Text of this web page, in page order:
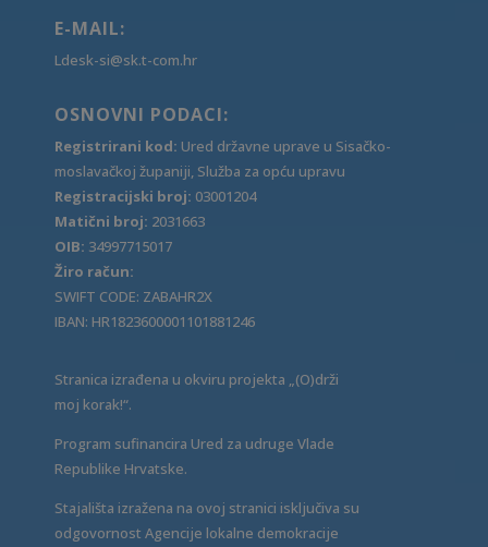
E-MAIL:
Ldesk-si@sk.t-com.hr
OSNOVNI PODACI:
Registrirani kod: Ured državne uprave u Sisačko-
moslavačkoj županiji, Služba za opću upravu
Registracijski broj: 03001204
Matični broj: 2031663
OIB: 34997715017
Žiro račun:
SWIFT CODE: ZABAHR2X
IBAN: HR1823600001101881246
Stranica izrađena u okviru projekta „(O)drži
moj korak!“.
Program sufinancira Ured za udruge Vlade
Republike Hrvatske.
Stajališta izražena na ovoj stranici isključiva su
odgovornost Agencije lokalne demokracije